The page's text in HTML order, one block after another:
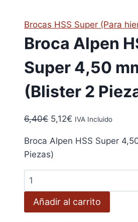
Brocas HSS Super (Para
Broca Alpen
Super 4,50
(Blister 2
6,40€ El
original
era:
6,40€.
5,12€ El
actual
5,12€.
IVA Incluido
Broca Alpen HSS Super
Piezas)
Broca
Alpen
HSS
Añadir al carrito